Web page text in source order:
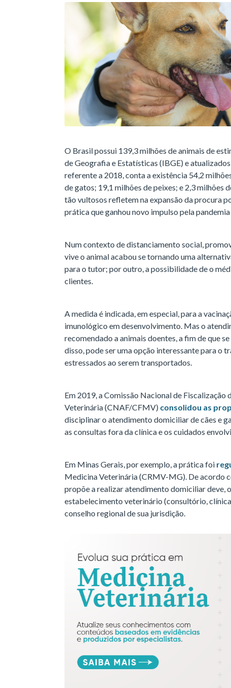
O Brasil possui 139,3 milhões de animais de
de Geografia e Estatísticas (IBGE) e
referente a 2018, conta a existência 54,2
de gatos; 19,1 milhões de peixes; e 2,3 milhões
tão vultosos refletem na expansão da procura
prática que ganhou novo impulso pela
Num contexto de distanciamento social,
vive o animal acabou se tornando uma
para o tutor; por outro, a possibilidade de o
clientes.
A medida é indicada, em especial, para a
imunológico em desenvolvimento. Mas o
recomendado a animais doentes, a fim de que
disso, pode ser uma opção interessante para o
estressados ao serem transportados.
Em 2019, a Comissão Nacional de Fiscalização
Veterinária (CNAF/CFMV) consolidou as
disciplinar o atendimento domiciliar de cães e
as consultas fora da clínica e os cuidados
Em Minas Gerais, por exemplo, a prática foi
Medicina Veterinária (CRMV-MG). De acordo
propõe a realizar atendimento domiciliar deve,
estabelecimento veterinário (consultório,
conselho regional de sua jurisdição.